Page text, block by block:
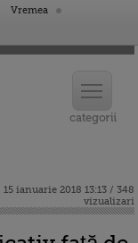
Vremea
15 ianuarie 2018 13:13 / 348
vizualizari